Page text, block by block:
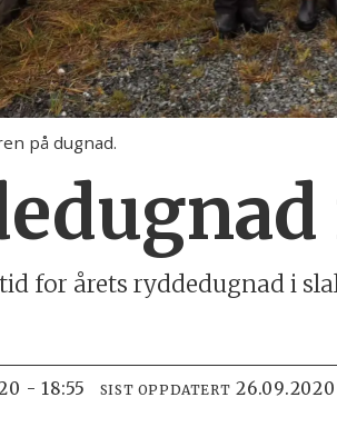
på dugnad.
for årets ryddedugnad i
- 18:55 SIST OPPDATERT